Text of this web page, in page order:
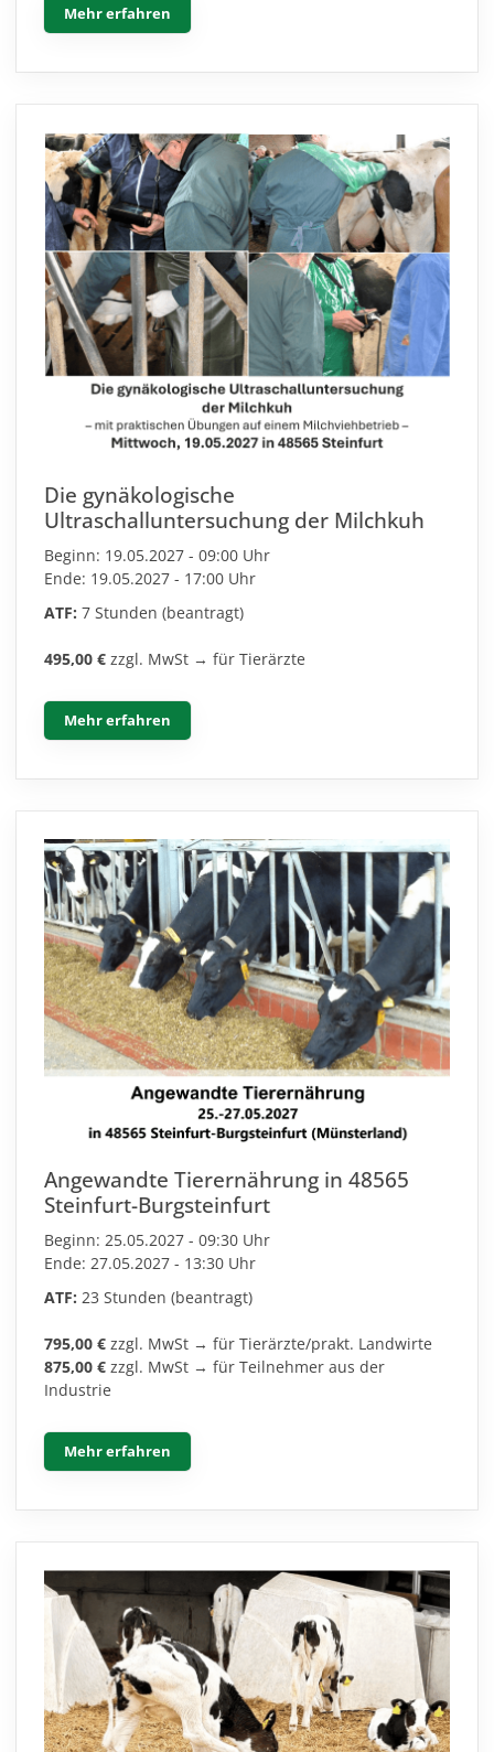
Mehr erfahren
Die gynäkologische
Ultraschalluntersuchung der Milchkuh
Beginn: 19.05.2027 - 09:00 Uhr
Ende: 19.05.2027 - 17:00 Uhr
ATF: 7 Stunden (beantragt)
495,00 € zzgl. MwSt → für Tierärzte
Mehr erfahren
Angewandte Tierernährung in 48565
Steinfurt-Burgsteinfurt
Beginn: 25.05.2027 - 09:30 Uhr
Ende: 27.05.2027 - 13:30 Uhr
ATF: 23 Stunden (beantragt)
795,00 € zzgl. MwSt → für Tierärzte/prakt. Landwirte
875,00 € zzgl. MwSt → für Teilnehmer aus der
Industrie
Mehr erfahren